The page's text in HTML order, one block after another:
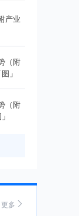
产业
（附
」
（附
更多